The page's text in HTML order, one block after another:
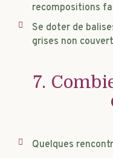
recompositions
Se doter de
grises non
7.
Quelques